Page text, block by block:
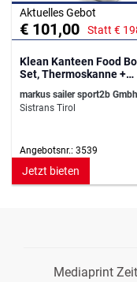
Aktuelles Gebot
€ 101,00 Statt €
Klean Kanteen Food
Set, Thermoskanne +
markus sailer sport2b Gmbh
Sistrans Tirol
Angebotsnr.: 3539
Jetzt bieten
Mediaprint